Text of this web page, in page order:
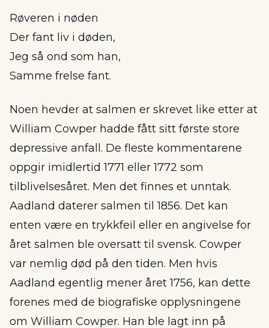
Røveren i nøden
Der fant liv i døden,
Jeg så ond som han,
Samme frelse fant.
Noen hevder at salmen er skrevet like etter at
William Cowper hadde fått sitt første store
depressive anfall. De fleste kommentarene
oppgir imidlertid 1771 eller 1772 som
tilblivelsesåret. Men det finnes et unntak.
Aadland daterer salmen til 1856. Det kan
enten være en trykkfeil eller en angivelse for
året salmen ble oversatt til svensk. Cowper
var nemlig død på den tiden. Men hvis
Aadland egentlig mener året 1756, kan dette
forenes med de biografiske opplysningene
om William Cowper. Han ble lagt inn på